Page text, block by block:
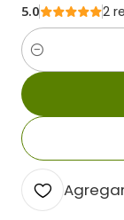
5.0 2
Cantidad